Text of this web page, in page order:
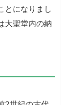
とになりまし
大聖堂内の納